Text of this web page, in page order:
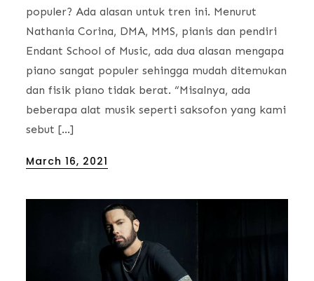
populer? Ada alasan untuk tren ini. Menurut
Nathania Corina, DMA, MMS, pianis dan pendiri
Endant School of Music, ada dua alasan mengapa
piano sangat populer sehingga mudah ditemukan
dan fisik piano tidak berat. “Misalnya, ada
beberapa alat musik seperti saksofon yang kami
sebut […]
Posted
March 16, 2021